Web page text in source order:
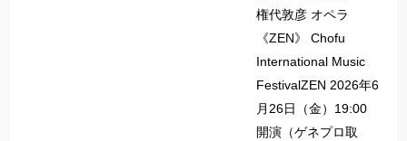
権代敦彦 オペラ
《ZEN》 Chofu
International Music
FestivalZEN 2026年6
月26日（金）19:00
開演（ゲネプロ取